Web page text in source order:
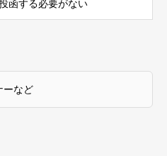
函する必要がない
ーなど